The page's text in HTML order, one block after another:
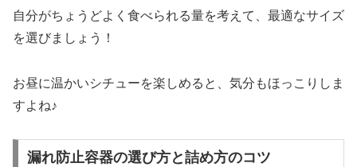
自分がちょうどよく食べられる量を考えて、最適なサイズ
を選びましょう！
お昼に温かいシチューを楽しめると、気分もほっこりしま
すよね♪
漏れ防止容器の選び方と詰め方のコツ